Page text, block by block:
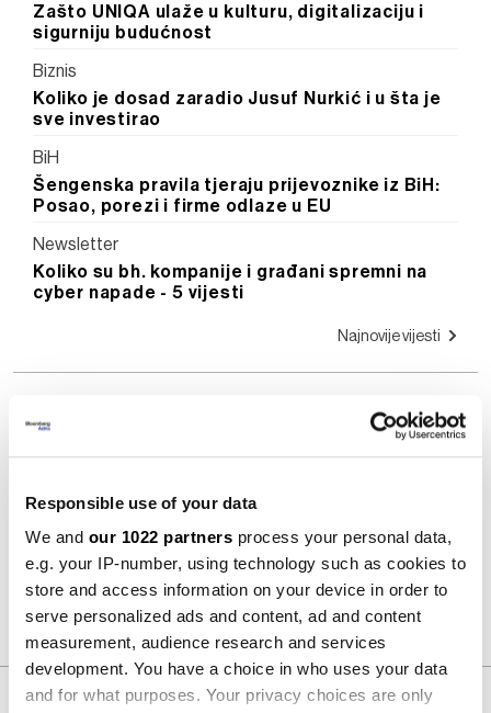
Responsible use of your data
We and our 1022 partners process your personal data,
e.g. your IP-number, using technology such as cookies to
store and access information on your device in order to
serve personalized ads and content, ad and content
measurement, audience research and services
development. You have a choice in who uses your data
and for what purposes. Your privacy choices are only
Zašto UNIQA ulaže u kulturu, digitalizaciju i
sigurniju budućnost
Biznis
Koliko je dosad zaradio Jusuf Nurkić i u šta je
sve investirao
BiH
Šengenska pravila tjeraju prijevoznike iz BiH:
Posao, porezi i firme odlaze u EU
Newsletter
Koliko su bh. kompanije i građani spremni na
cyber napade - 5 vijesti
Najnovije vijesti
DOGAĐAJI
Pogledaj sve događaje
Detaljnije